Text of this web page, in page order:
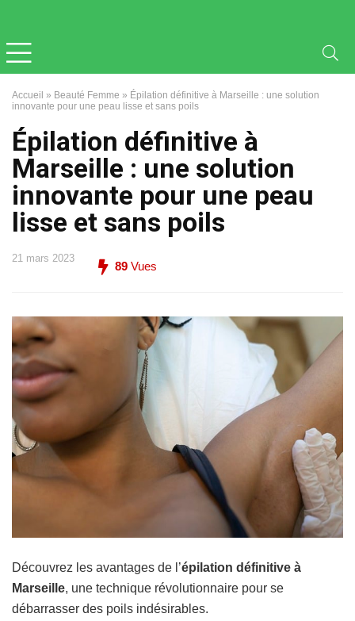
Accueil » Beauté Femme » Épilation définitive à Marseille : une solution
innovante pour une peau lisse et sans poils
Épilation définitive à
Marseille : une solution
innovante pour une peau
lisse et sans poils
21 mars 2023
89 Vues
Découvrez les avantages de l’épilation définitive à
Marseille, une technique révolutionnaire pour se
débarrasser des poils indésirables.